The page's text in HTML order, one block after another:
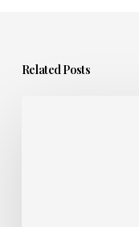
Related Posts